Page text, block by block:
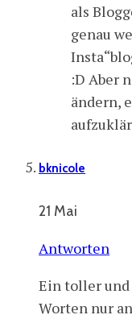
als
genau
:D Aber
ändern,
bknicole
21 Mai
Antworten
Ein toller und
Worten nur